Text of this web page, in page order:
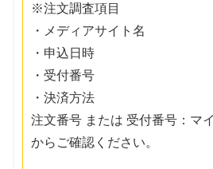
※注文調査項目
・メディアサイト名
・申込日時
・受付番号
・決済方法
注文番号 または 受付番号：マ
からご確認ください。